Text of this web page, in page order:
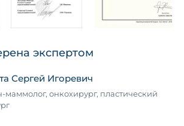
экспертом
Сергей Игоревич
маммолог, онкохирург, пластический